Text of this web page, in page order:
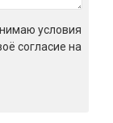
условия
согласие на